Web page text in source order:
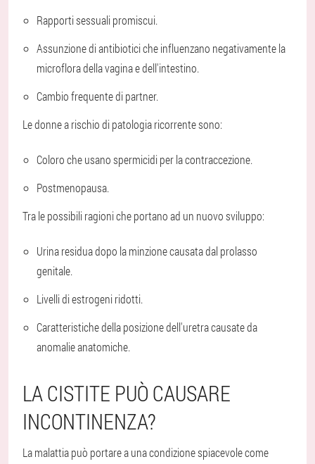
Rapporti sessuali promiscui.
Assunzione di antibiotici che influenzano negativamente la
microflora della vagina e dell'intestino.
Cambio frequente di partner.
Le donne a rischio di patologia ricorrente sono:
Coloro che usano spermicidi per la contraccezione.
Postmenopausa.
Tra le possibili ragioni che portano ad un nuovo sviluppo:
Urina residua dopo la minzione causata dal prolasso
genitale.
Livelli di estrogeni ridotti.
Caratteristiche della posizione dell'uretra causate da
anomalie anatomiche.
LA CISTITE PUÒ CAUSARE
INCONTINENZA?
La malattia può portare a una condizione spiacevole come